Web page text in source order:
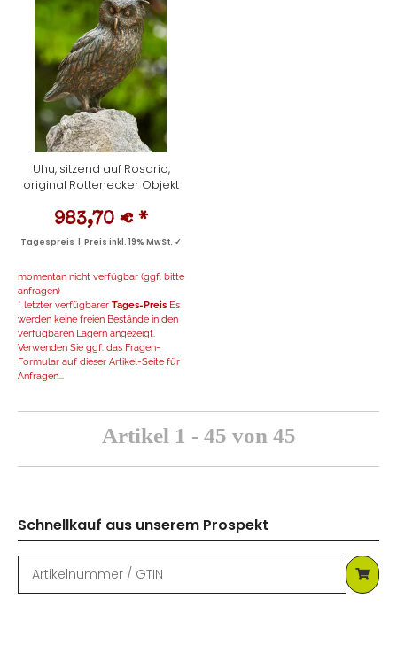
Uhu, sitzend auf Rosario,
original Rottenecker Objekt
983,70 € *
Tagespreis | Preis inkl. 19% MwSt. ✓
momentan nicht verfügbar (ggf. bitte
anfragen)
* letzter verfügbarer Tages-Preis Es
werden keine freien Bestände in den
verfügbaren Lägern angezeigt.
Verwenden Sie ggf. das Fragen-
Formular auf dieser Artikel-Seite für
Anfragen...
Artikel 1 - 45 von 45
Schnellkauf aus unserem Prospekt